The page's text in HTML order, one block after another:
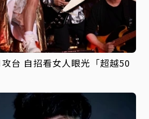
台 自招看女人眼光「超越50